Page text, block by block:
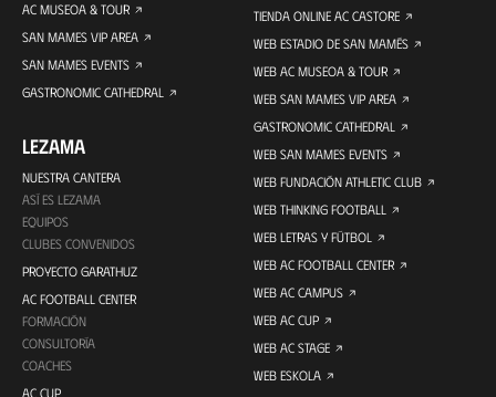
AC MUSEOA & TOUR
SAN MAMES VIP AREA
SAN MAMES EVENTS
GASTRONOMIC CATHEDRAL
LEZAMA
NUESTRA CANTERA
ASÍ ES LEZAMA
EQUIPOS
CLUBES CONVENIDOS
PROYECTO GARATHUZ
AC FOOTBALL CENTER
FORMACIÓN
CONSULTORÍA
COACHES
AC CUP
TIENDA ONLINE AC CASTORE
WEB ESTADIO DE SAN MAMÉS
WEB AC MUSEOA & TOUR
WEB SAN MAMES VIP AREA
GASTRONOMIC CATHEDRAL
WEB SAN MAMES EVENTS
WEB FUNDACIÓN ATHLETIC CLUB
WEB THINKING FOOTBALL
WEB LETRAS Y FÚTBOL
WEB AC FOOTBALL CENTER
WEB AC CAMPUS
WEB AC CUP
WEB AC STAGE
WEB ESKOLA